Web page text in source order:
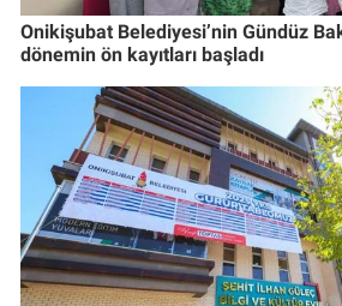
Onikişubat Belediyesi’nin Gündüz
dönemin ön kayıtları başladı